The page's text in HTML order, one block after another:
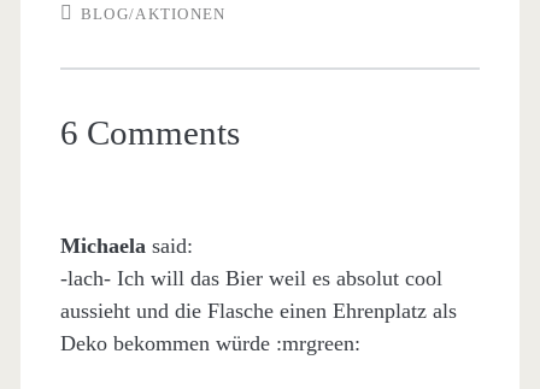
BLOG/AKTIONEN
6 Comments
Michaela said:
-lach- Ich will das Bier weil es absolut cool
aussieht und die Flasche einen Ehrenplatz als
Deko bekommen würde :mrgreen: